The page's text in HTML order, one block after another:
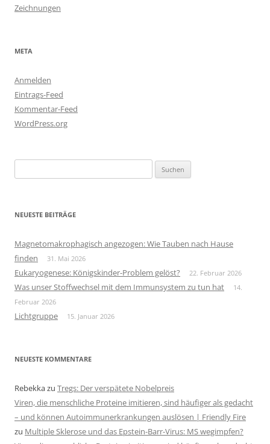
Zeichnungen
META
Anmelden
Eintrags-Feed
Kommentar-Feed
WordPress.org
nach:
NEUESTE BEITRÄGE
Magnetomakrophagisch angezogen: Wie Tauben nach Hause
finden
31. Mai 2026
Eukaryogenese: Königskinder-Problem gelöst? 22. Februar 2026
Was unser Stoffwechsel mit dem Immunsystem zu tun hat
14.
Februar 2026
Lichtgruppe 15. Januar 2026
NEUESTE KOMMENTARE
Rebekkazu Tregs: Der verspätete Nobelpreis
Viren, die menschliche Proteine imitieren, sind häufiger als gedacht
– und können Autoimmunerkrankungen auslösen | Friendly Fire
zu Multiple Sklerose und das Epstein-Barr-Virus: MS wegimpfen?